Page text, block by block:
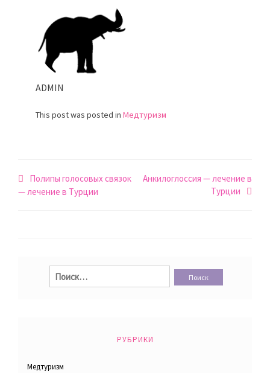
ADMIN
This post was posted in Медтуризм
Навигация
по
Полипы голосовых связок
— лечение в Турции
Анкилоглоссия — лечение в
Турции
Найти:
РУБРИКИ
Медтуризм